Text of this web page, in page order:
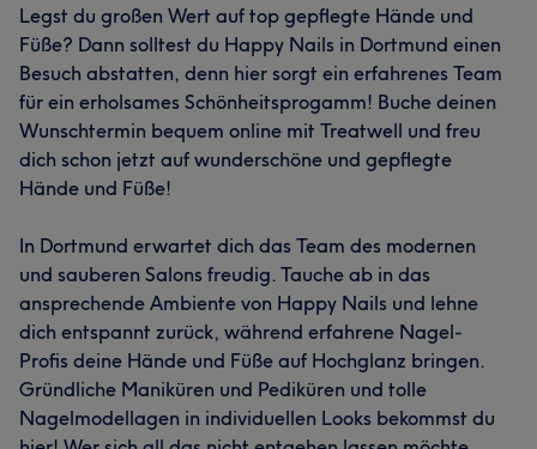
Legst du großen Wert auf top gepflegte Hände und
Füße? Dann solltest du Happy Nails in Dortmund einen
Besuch abstatten, denn hier sorgt ein erfahrenes Team
für ein erholsames Schönheitsprogamm! Buche deinen
Wunschtermin bequem online mit Treatwell und freu
dich schon jetzt auf wunderschöne und gepflegte
Hände und Füße!
In Dortmund erwartet dich das Team des modernen
und sauberen Salons freudig. Tauche ab in das
ansprechende Ambiente von Happy Nails und lehne
dich entspannt zurück, während erfahrene Nagel-
Profis deine Hände und Füße auf Hochglanz bringen.
Gründliche Maniküren und Pediküren und tolle
Nagelmodellagen in individuellen Looks bekommst du